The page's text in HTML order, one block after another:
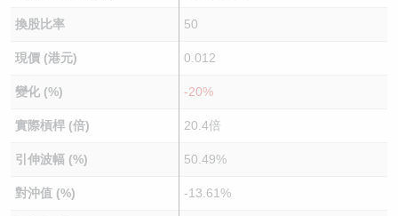
換股比率 50
現價 (港元) 0.012
變化 (%) -20%
實際槓桿 (倍) 20.4倍
引伸波幅 (%) 50.49%
對沖值 (%) -13.61%